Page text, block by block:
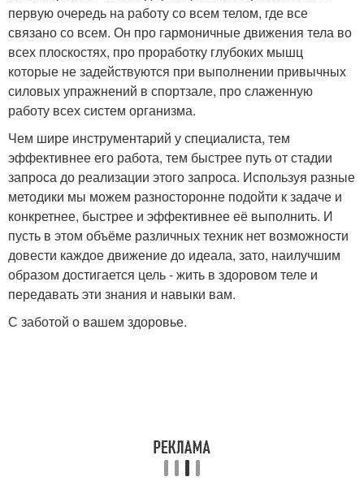
первую очередь на работу со всем телом, где все
связано со всем. Он про гармоничные движения тела во
всех плоскостях, про проработку глубоких мышц
которые не задействуются при выполнении привычных
силовых упражнений в спортзале, про слаженную
работу всех систем организма.
Чем шире инструментарий у специалиста, тем
эффективнее его работа, тем быстрее путь от стадии
запроса до реализации этого запроса. Используя разные
методики мы можем разносторонне подойти к задаче и
конкретнее, быстрее и эффективнее её выполнить. И
пусть в этом объёме различных техник нет возможности
довести каждое движение до идеала, зато, наилучшим
образом достигается цель - жить в здоровом теле и
передавать эти знания и навыки вам.
С заботой о вашем здоровье.